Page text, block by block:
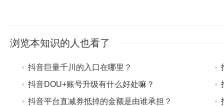
浏览本知识的人也看了
抖音巨量千川的入口在哪里？
抖音DOU+账号升级有什么好处嘛？
抖音平台直减券抵掉的金额是由谁承担？